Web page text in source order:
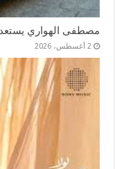
مصطفى الهواري
2 أغسطس، 2026